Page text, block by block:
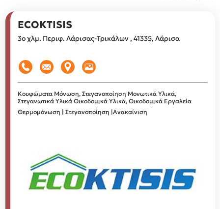
ECOKTISIS
3ο χλμ. Περιφ. Λάρισας-Τρικάλων , 41335, Λάρισα
Κουφώματα Μόνωση, Στεγανοποίηση Μονωτικά Υλικά,
Στεγανωτικά Υλικά Οικοδομικά Υλικά, Οικοδομικά Εργαλεία
Θερμομόνωση | Στεγανοποίηση |Ανακαίνιση